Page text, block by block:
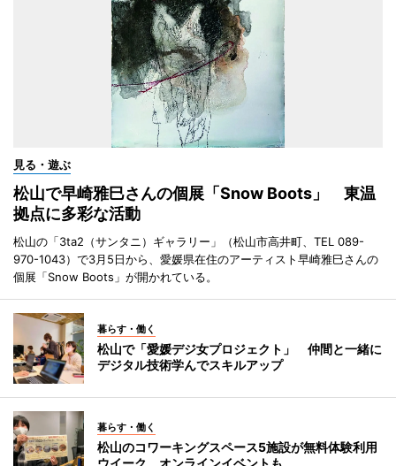
見る・遊ぶ
松山で早崎雅巳さんの個展「Snow Boots」 東温
拠点に多彩な活動
松山の「3ta2（サンタニ）ギャラリー」（松山市高井町、TEL 089-
970-1043）で3月5日から、愛媛県在住のアーティスト早崎雅巳さんの
個展「Snow Boots」が開かれている。
暮らす・働く
松山で「愛媛デジ女プロジェクト」 仲間と一緒に
デジタル技術学んでスキルアップ
暮らす・働く
松山のコワーキングスペース5施設が無料体験利用
ウイーク オンラインイベントも